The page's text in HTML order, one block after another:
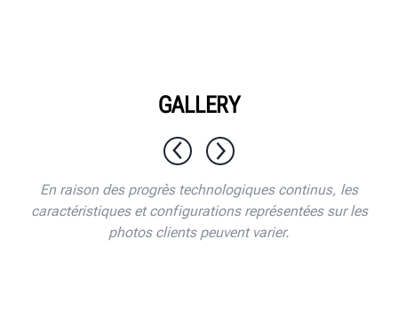
GALLERY
En raison des progrès technologiques continus, les
caractéristiques et configurations représentées sur les
photos clients peuvent varier.